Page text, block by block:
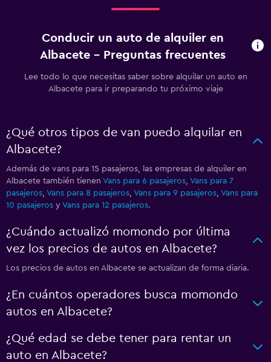
Conducir un auto de alquiler en
Albacete - Preguntas frecuentes
Lee todo lo que necesitas saber sobre alquilar un auto en
Albacete para ir preparando tu próximo viaje
¿Qué otros tipos de van puedo alquilar en
Albacete?
Además de vans para 15 pasajeros, las empresas de alquiler en
Albacete también tienen Vans para 6 pasajeros, Vans para 7
pasajeros, Vans para 8 pasajeros, Vans para 9 pasajeros, Vans para
10 pasajeros y Vans para 12 pasajeros.
¿Cuándo actualizó momondo por última
vez los precios de autos en Albacete?
Los precios de autos en Albacete se actualizan de forma diaria.
¿En cuántos operadores busca momondo
autos en Albacete?
¿Qué edad se debe tener para rentar un
auto en Albacete?